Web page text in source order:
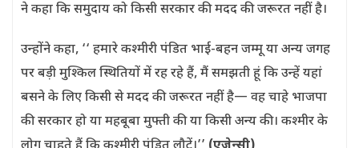
ने कहा कि समुदाय को किसी सरकार की मदद की जरूरत नहीं है।
उन्होंने कहा, ‘‘ हमारे कश्मीरी पंडित भाई-बहन जम्मू या अन्य जगह
पर बड़ी मुश्किल स्थितियों में रह रहे हैं, मैं समझती हूं कि उन्हें यहां
बसने के लिए किसी से मदद की जरूरत नहीं है— वह चाहे भाजपा
की सरकार हो या महबूबा मुफ्ती की या किसी अन्य की। कश्मीर के